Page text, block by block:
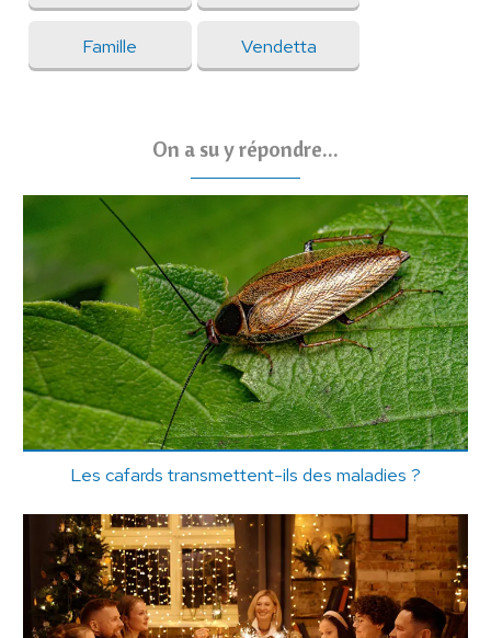
Famille Vendetta
On a su y répondre...
Les cafards transmettent-ils des maladies ?